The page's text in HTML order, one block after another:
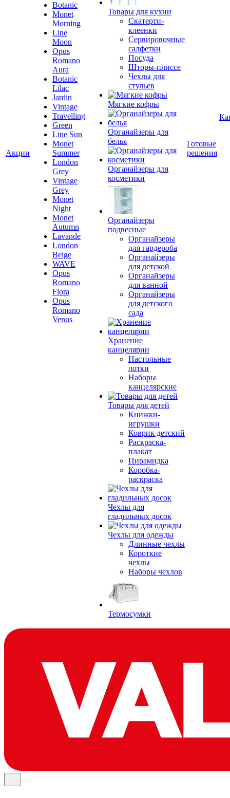
Акции
Botanic
Monet
Morning
Line
Moon
Opus
Romano
Aura
Botanic
Lilac
Jardin
Vintage
Travelling
Green
Line Sun
Monet
Summer
London
Grey
Vintage
Grey
Monet
Night
Monet
Autumn
Lavande
London
Beige
WAVE
Opus
Romano
Flora
Opus
Romano
Venus
Товары для кухни
Скатерти-
клеенки
Сервировочные
салфетки
Посуда
Шторы-плиссе
Чехлы для
стульев
Мягкие кофры
Органайзеры для
белья
Органайзеры для
косметики
Органайзеры
подвесные
Органайзеры
для гардероба
Органайзеры
для детской
Органайзеры
для ванной
Органайзеры
для детского
сада
Хранение
канцелярии
Настольные
лотки
Наборы
канцелярские
Товары для детей
Книжки-
игрушки
Коврик детский
Раскраска-
плакат
Пирамидка
Коробка-
раскраска
Чехлы для
гладильных досок
Чехлы для одежды
Длинные чехлы
Короткие
чехлы
Наборы чехлов
Термосумки
Готовые
решения